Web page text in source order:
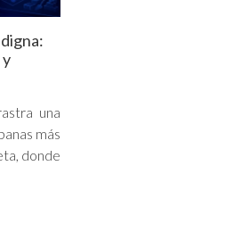
una
más
donde